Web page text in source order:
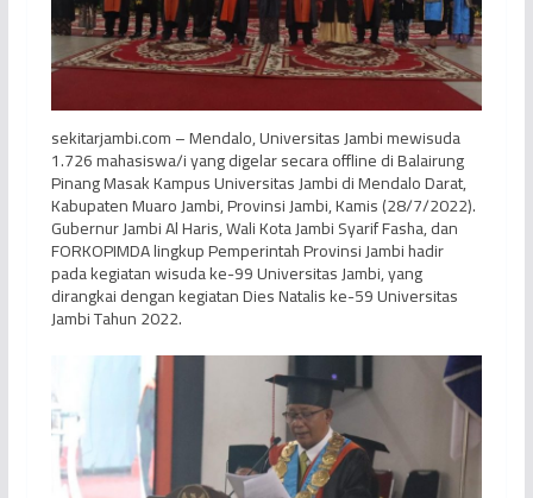
sekitarjambi.com – Mendalo, Universitas Jambi mewisuda
1.726 mahasiswa/i yang digelar secara offline di Balairung
Pinang Masak Kampus Universitas Jambi di Mendalo Darat,
Kabupaten Muaro Jambi, Provinsi Jambi, Kamis (28/7/2022).
Gubernur Jambi Al Haris, Wali Kota Jambi Syarif Fasha, dan
FORKOPIMDA lingkup Pemperintah Provinsi Jambi hadir
pada kegiatan wisuda ke-99 Universitas Jambi, yang
dirangkai dengan kegiatan Dies Natalis ke-59 Universitas
Jambi Tahun 2022.